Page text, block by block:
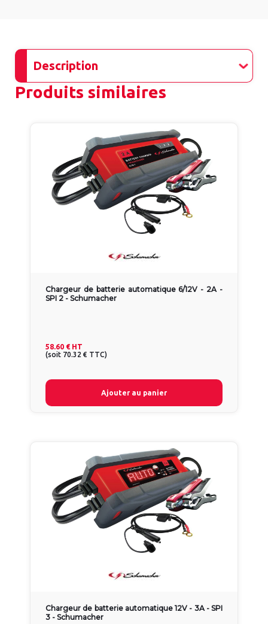
Description
Produits similaires
Chargeur de batterie automatique 6/12V - 2A -
SPI 2 - Schumacher
58.60 € HT
(soit 70.32 € TTC)
Ajouter au panier
Chargeur de batterie automatique 12V - 3A - SPI
3 - Schumacher